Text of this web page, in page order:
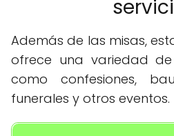
Además de las misas,
ofrece una variedad de
como confesiones,
funerales y otros eventos.